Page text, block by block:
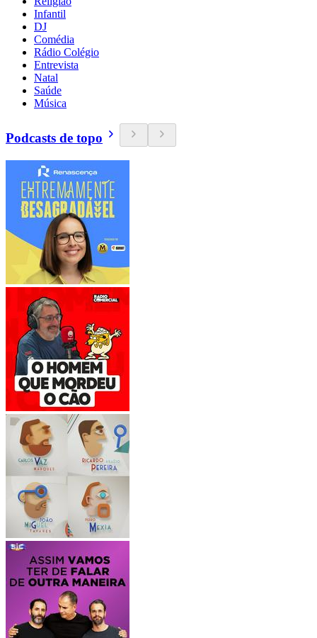
Infantil
DJ
Comédia
Rádio Colégio
Entrevista
Natal
Saúde
Música
Podcasts de topo